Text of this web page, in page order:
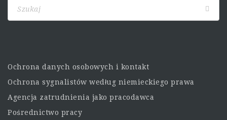
Ochrona danych osobowych i kontakt
Ochrona sygnalistów według niemieckiego prawa
Agencja zatrudnienia jako pracodawca
Pośrednictwo pracy